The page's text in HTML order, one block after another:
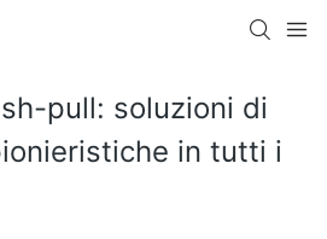
pull: soluzioni di
in tutti i